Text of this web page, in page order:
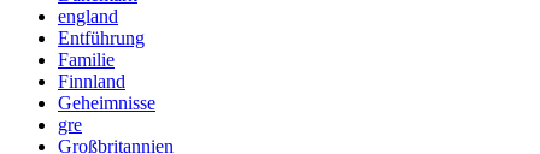
england
Entführung
Familie
Finnland
Geheimnisse
gre
Großbritannien